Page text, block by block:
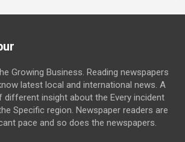
Growing Business. Reading newspapers
latest local and international news. A
different insight about the Every incident
Specific region. Newspaper readers are
pace and so does the newspapers.